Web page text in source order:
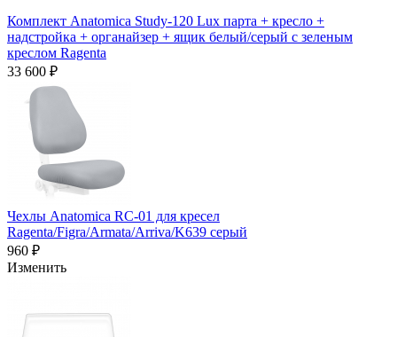
Комплект Anatomica Study-120 Lux парта + кресло +
надстройка + органайзер + ящик белый/серый с зеленым
креслом Ragenta
33 600 ₽
Чехлы Anatomica RC-01 для кресел
Ragenta/Figra/Armata/Arriva/K639 серый
960 ₽
Изменить